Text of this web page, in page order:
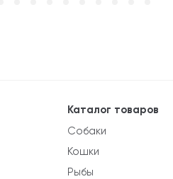
Каталог товаров
Собаки
Кошки
Рыбы